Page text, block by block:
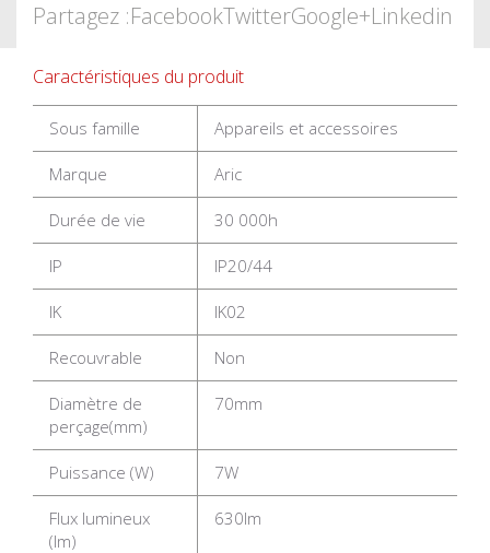
Partagez :FacebookTwitterGoogle+Linkedin
Caractéristiques du produit
Sous famille Appareils et accessoires
Marque Aric
Durée de vie 30 000h
IP IP20/44
IK IK02
Recouvrable Non
Diamètre de
perçage(mm)
70mm
Puissance (W) 7W
Flux lumineux
(lm)
630lm